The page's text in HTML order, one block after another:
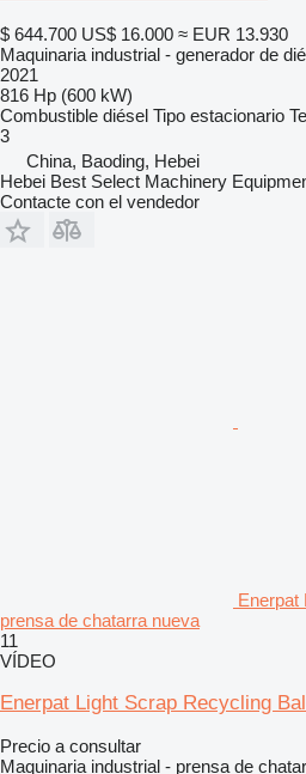
$ 644.700 US$ 16.000 ≈ EUR 13.930
Maquinaria industrial - generador de
2021
816 Hp (600 kW)
Combustible diésel Tipo estacionario
3
China, Baoding, Hebei
Hebei Best Select Machinery
Contacte con el vendedor
Enerpat
prensa de chatarra nueva
11
VÍDEO
Enerpat Light Scrap Recycling
Precio a consultar
Maquinaria industrial - prensa de